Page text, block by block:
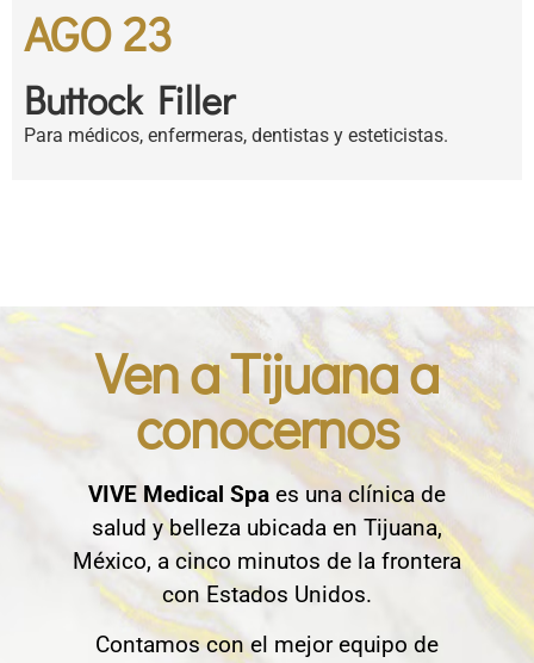
AGO 23
Buttock Filler
Para médicos, enfermeras, dentistas y esteticistas.
Ven a Tijuana a
conocernos
VIVE Medical Spa es una clínica de
salud y belleza ubicada en Tijuana,
México, a cinco minutos de la frontera
con Estados Unidos.
Contamos con el mejor equipo de